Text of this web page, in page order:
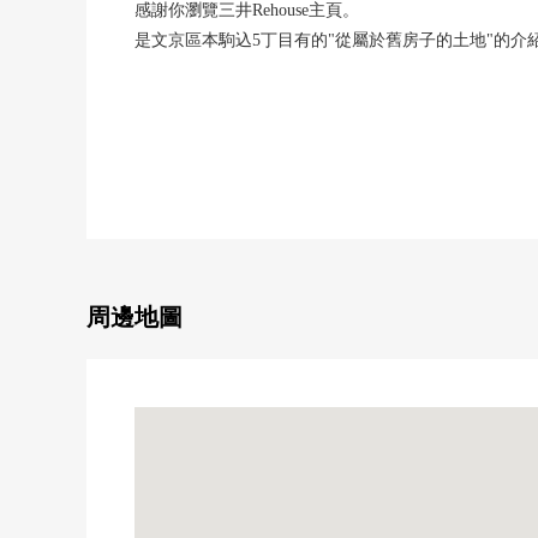
感謝你瀏覽三井Rehouse主頁。
是文京區本駒込5丁目有的"從屬於舊房子的土地"的介
到區立昭和小學步行8分鐘(約580m)
周邊地圖